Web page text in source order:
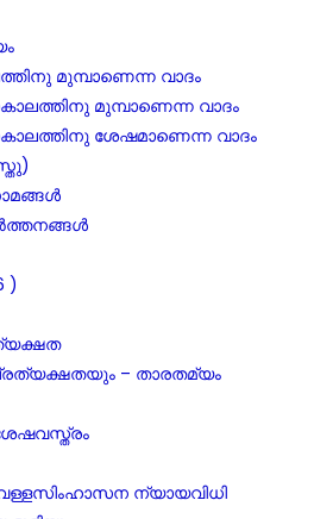
മുമ്പാണെന്ന വാദം
മുമ്പാണെന്ന വാദം
ശേഷമാണെന്ന വാദം
)
– താരതമ്യം
ന്യായവിധി